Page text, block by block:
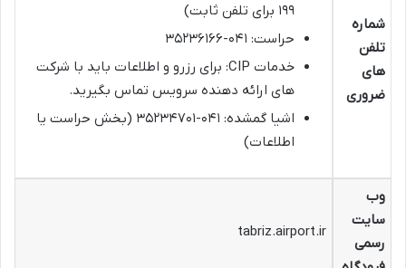
شماره
تلفن
های
ضروری
۱۹۹ برای تلفن ثابت)
حراست: ۰۴۱-۳۵۲۳۶۱۶۶
خدمات CIP: برای رزرو و اطلاعات باید با شرکت
های ارائه دهنده سرویس تماس بگیرید.
اشیا گمشده: ۰۴۱-۳۵۲۳۴۷۰۱ (بخش حراست یا
اطلاعات)
وب
سایت
رسمی
tabriz.airport.ir